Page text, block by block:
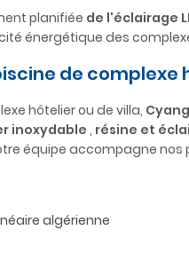
planifiée de l'éclairage
énergétique des
de complexe
hôtelier ou de villa,
inoxydable, résine et
équipe accompagne
algérienne